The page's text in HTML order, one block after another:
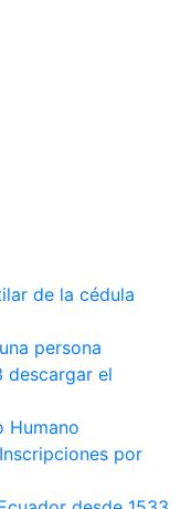
de la cédula
persona
descargar el
Humano
por